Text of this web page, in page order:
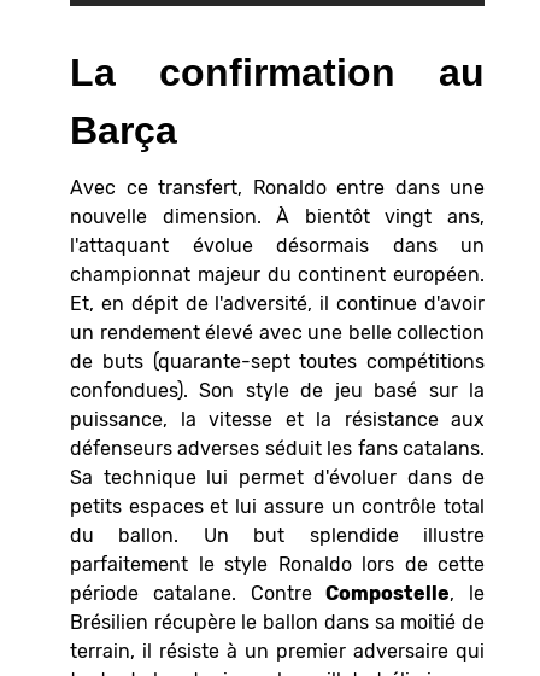
La confirmation au
Barça
Avec ce transfert, Ronaldo entre dans une
nouvelle dimension. À bientôt vingt ans,
l'attaquant évolue désormais dans un
championnat majeur du continent européen.
Et, en dépit de l'adversité, il continue d'avoir
un rendement élevé avec une belle collection
de buts (quarante-sept toutes compétitions
confondues). Son style de jeu basé sur la
puissance, la vitesse et la résistance aux
défenseurs adverses séduit les fans catalans.
Sa technique lui permet d'évoluer dans de
petits espaces et lui assure un contrôle total
du ballon. Un but splendide illustre
parfaitement le style Ronaldo lors de cette
période catalane. ContreCompostelle, le
Brésilien récupère le ballon dans sa moitié de
terrain, il résiste à un premier adversaire qui